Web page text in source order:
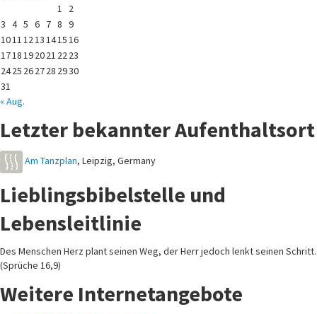
1
2
3 4 5 6 7 8 9
1011 12 13 1415 16
1718 192021 22 23
2425 262728 2930
31
« Aug.
Letzter bekannter Aufenthaltsort
Am Tanzplan, Leipzig, Germany
Lieblingsbibelstelle und
Lebensleitlinie
Des Menschen Herz plant seinen Weg, der Herr jedoch lenkt seinen Schritt.
(Sprüche 16,9)
Weitere Internetangebote